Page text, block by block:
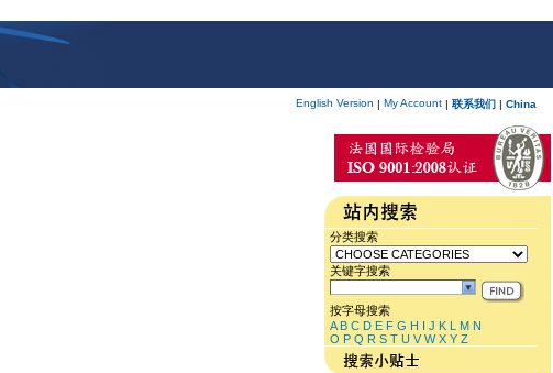
English Version | My Account | 联系我们 | China
分类搜索
关键字搜索
按字母搜索
A B C D E F G H I J K L M N
O P Q R S T U V W X Y Z